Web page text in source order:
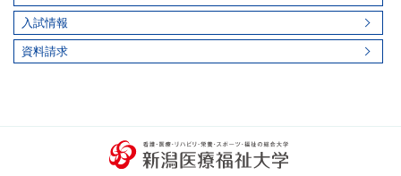
入試情報
資料請求